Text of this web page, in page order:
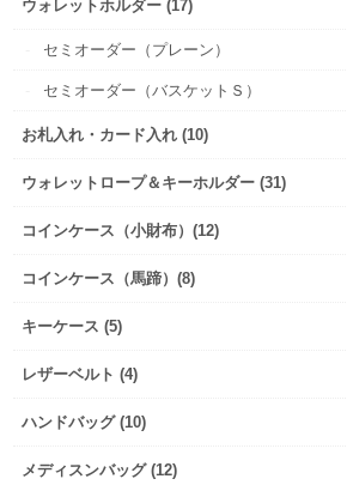
ウォレットホルダー (17)
セミオーダー（プレーン）
セミオーダー（バスケットＳ）
お札入れ・カード入れ (10)
ウォレットロープ＆キーホルダー (31)
コインケース（小財布）(12)
コインケース（馬蹄）(8)
キーケース (5)
レザーベルト (4)
ハンドバッグ (10)
メディスンバッグ (12)